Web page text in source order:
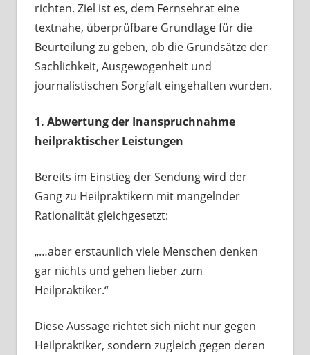
richten. Ziel ist es, dem Fernsehrat eine
textnahe, überprüfbare Grundlage für die
Beurteilung zu geben, ob die Grundsätze der
Sachlichkeit, Ausgewogenheit und
journalistischen Sorgfalt eingehalten wurden.
1. Abwertung der Inanspruchnahme
heilpraktischer Leistungen
Bereits im Einstieg der Sendung wird der
Gang zu Heilpraktikern mit mangelnder
Rationalität gleichgesetzt:
„…aber erstaunlich viele Menschen denken
gar nichts und gehen lieber zum
Heilpraktiker.“
Diese Aussage richtet sich nicht nur gegen
Heilpraktiker, sondern zugleich gegen deren